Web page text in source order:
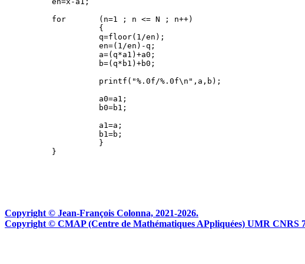
          for       (n=1 ; n <= N ; n++)
                    {
                    q=floor(1/en);
                    en=(1/en)-q;
                    a=(q*a1)+a0;
                    b=(q*b1)+b0;
                    printf("%.0f/%.0f\n",a,b);
                    a0=a1;
                    b0=b1;
                    a1=a;
                    b1=b;
                    }
Copyright © Jean-François Colonna, 2021-2026.
Copyright © CMAP (Centre de Mathématiques APpliquées) UMR CNRS